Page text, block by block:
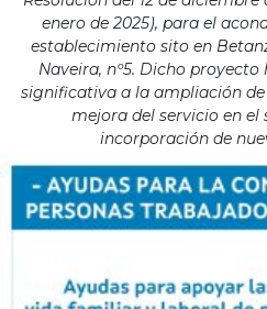
enero de 2025), para el
establecimiento sito en
Naveira, nº5. Dicho
significativa a la ampliación
mejora del servicio en
incorporación de